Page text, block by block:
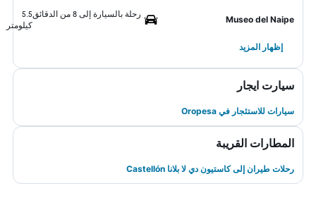
Museo del Naipe
رحلة بالسيارة إلى 8 من الدقائق
5.5
كيلومتر
إظهار المزيد
سيارت ايجار
سيارات للاستئجار في Oropesa
المطارات القريبة
رحلات طيران إلى كاستيون دي لا بلانا Castellón